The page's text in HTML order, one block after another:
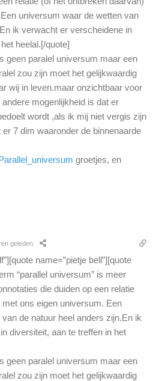
universum waar de wetten van
ik verwacht er verscheidene in
heelal.[/quote]
geen paralel universum maar een
zou zijn moet het gelijkwaardig
wij in leven.maar onzichtbaar voor
mogenlijkheid is dat er
wordt ,als ik mij niet vergis zijn
7 dim waaronder de binnenaarde
groetjes, en
geleden
name=”pietje bell”][quote
“parallel universum” is meer
die duiden op een relatie
ons eigen universum. Een
de natuur heel anders zijn.En ik
diversiteit, aan te treffen in het
geen paralel universum maar een
zou zijn moet het gelijkwaardig